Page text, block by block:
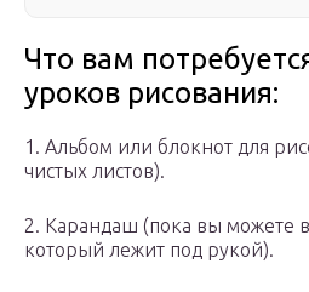
Что вам
уроков рисования:
1. Альбом или блокнот для
чистых листов).
2. Карандаш (пока вы можете
который лежит под рукой).